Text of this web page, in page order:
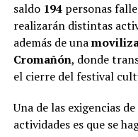
saldo194 personas
realizarán distintas
además de una
Cromañón, donde
el cierre del festival
Una de las exigencias
actividades es que se